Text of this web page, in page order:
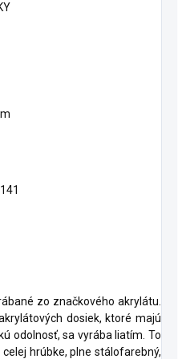
zo značkového akrylátu.
dosiek, ktoré majú
odolnosť, sa vyrába liatím. To
hrúbke, plne stálofarebný,